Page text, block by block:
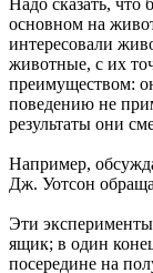
Надо сказать, что
основном на
интересовали
животные, с их
преимуществом:
поведению не
результаты они
Например,
Дж. Уотсон
Эти
ящик; в один
посередине на